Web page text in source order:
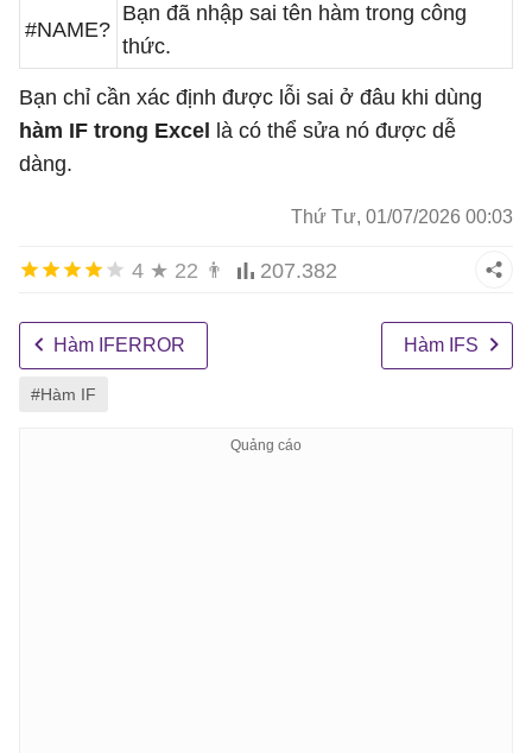
#NAME?
Bạn đã nhập sai tên hàm trong công
thức.
Bạn chỉ cần xác định được lỗi sai ở đâu khi dùng
hàm IF trong Excel
là có thể sửa nó được dễ
dàng.
Thứ Tư, 01/07/2026 00:03
4 ★ 22 👨 207.382
Hàm IFERROR Hàm IFS
#Hàm IF